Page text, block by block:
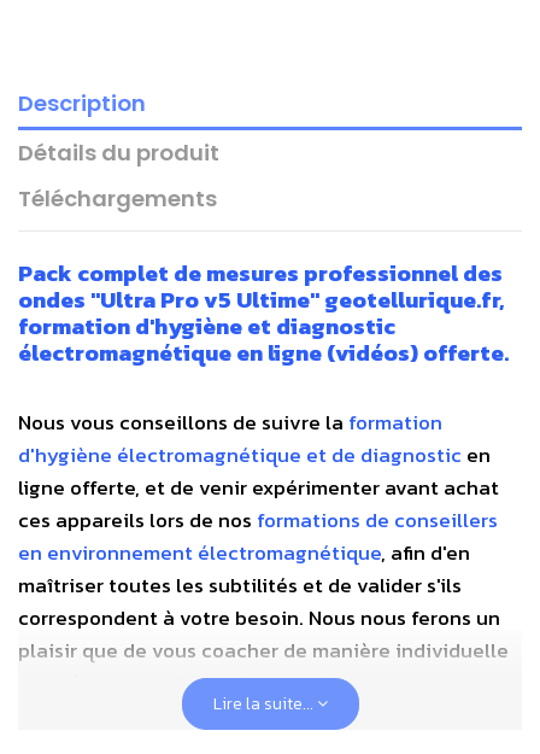
Description
Détails du produit
Téléchargements
Pack complet de mesures professionnel des
ondes "Ultra Pro v5 Ultime" geotellurique.fr,
formation d'hygiène et diagnostic
électromagnétique en ligne (vidéos) offerte.
Nous vous conseillons de suivre la formation
d'hygiène électromagnétique et de diagnostic en
ligne offerte, et de venir expérimenter avant achat
ces appareils lors de nos formations de conseillers
en environnement électromagnétique, afin d'en
maîtriser toutes les subtilités et de valider s'ils
correspondent à votre besoin. Nous nous ferons un
plaisir que de vous coacher de manière individuelle
suite à ces deux formations sur les appareils hauts
de gamme Gigahertz Solutions que vous aurez
Lire la suite...